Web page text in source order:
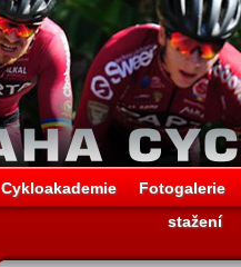
Cykloakademie
Fotogalerie
stažení